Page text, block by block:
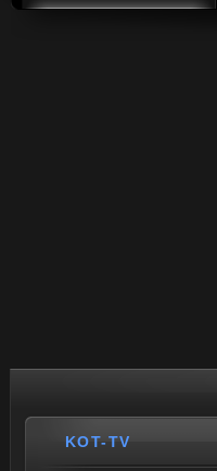
KOT-TV